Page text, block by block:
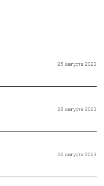
25 августа 2023
25 августа 2023
25 августа 2023